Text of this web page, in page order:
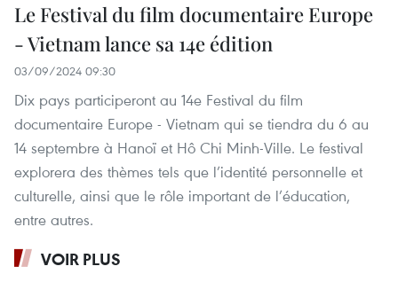
Le Festival du film documentaire Europe
- Vietnam lance sa 14e édition
03/09/2024 09:30
Dix pays participeront au 14e Festival du film
documentaire Europe - Vietnam qui se tiendra du 6 au
14 septembre à Hanoï et Hô Chi Minh-Ville. Le festival
explorera des thèmes tels que l’identité personnelle et
culturelle, ainsi que le rôle important de l’éducation,
entre autres.
VOIR PLUS